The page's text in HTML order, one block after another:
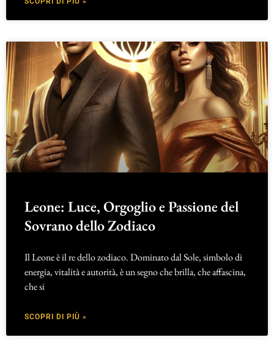
Leone: Luce, Orgoglio e Passione del
Sovrano dello Zodiaco
Il Leone è il re dello zodiaco. Dominato dal Sole, simbolo di
energia, vitalità e autorità, è un segno che brilla, che affascina,
che si
SCOPRI DI PIÙ »